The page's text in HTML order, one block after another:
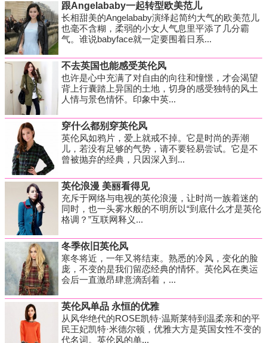
跟Angelababy一起转型欧美范儿
长相甜美的Angelababy演绎起简约大气的欧美范儿
也毫不含糊，柔弱的小女人气息里平添了几分霸
气。谁说babyface就一定要围着日系...
不去英国也能感受英伦风
也许是心中充满了对自由的向往和憧憬，才会渴望
背上行囊踏上异国的土地，切身的感受独特的风土
人情与景色情怀。印象中英...
穿什么都别穿英伦风
英伦风如鸦片，爱上就戒不掉。它是时尚的弄潮
儿，若没有足够的气势，请不要轻易尝试。它是不
曾被抛弃的经典，只因深入到...
英伦浪漫 美丽看得见
充斥于网络与电视的英伦浪漫，让时尚一族着迷的
同时，也一头雾水般的不明所以“到底什么才是英伦
格调？”互联网释义...
冬季依旧英伦风
寒冬将近，一年又将结束。熟悉的冷风，变化的脸
庞，不变的是我们留恋经典的情怀。英伦风在奥运
会后一直激昂肆意滴刮着，...
英伦风单品 永恒的优雅
从风华绝代的ROSE凯特·温斯莱特到温柔亲和的平
民王妃凯特·米德尔顿，优雅大方是英国女性不变的
代名词。英伦风的单...